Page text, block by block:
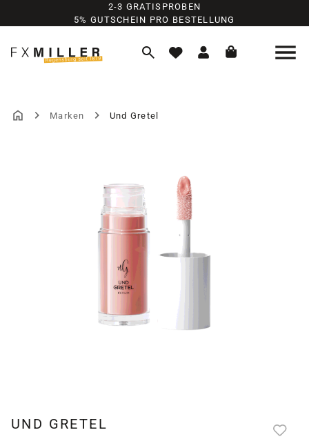
Zum Hauptinhalt springen
2-3 GRATISPROBEN
5% GUTSCHEIN PRO BESTELLUNG
Marken Und Gretel
UND GRETEL